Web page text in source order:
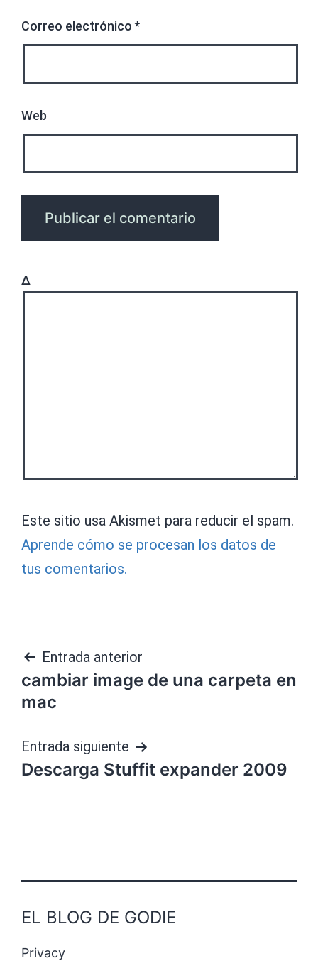
Correo electrónico *
Web
Δ
Este sitio usa Akismet para reducir el spam.
Aprende cómo se procesan los datos de
tus comentarios.
Navegación
de
Entrada anterior
cambiar image de una carpeta en
mac
Entrada siguiente
Descarga Stuffit expander 2009
EL BLOG DE GODIE
Privacy